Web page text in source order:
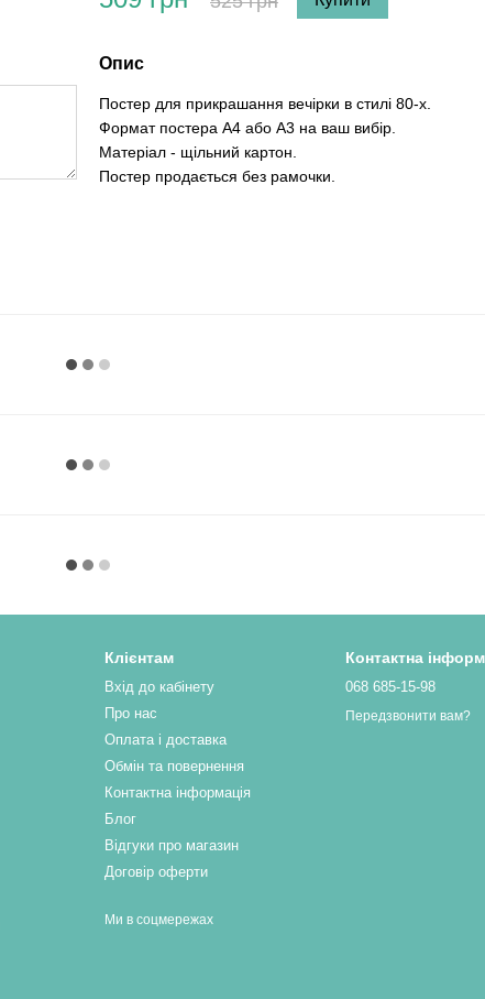
Опис
Постер для прикрашання вечірки в стилі 80-х.
Формат постера А4 або А3 на ваш вибір.
Матеріал - щільний картон.
Постер продається без рамочки.
Клієнтам
Вхід до кабінету
Про нас
Оплата і доставка
Обмін та повернення
Контактна інформація
Блог
Відгуки про магазин
Договір оферти
Ми в соцмережах
Контактна
068 685-15-98
Передзвонити вам?